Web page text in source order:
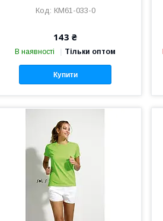
КМ61-033-0
143 ₴
В наявності Тільки оптом
Купити